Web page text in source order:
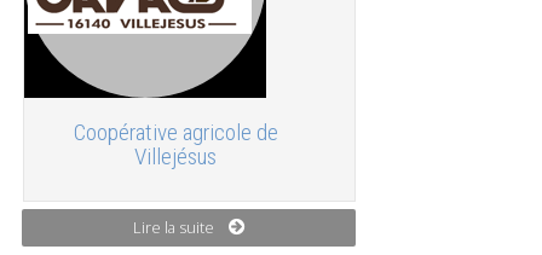
Coopérative agricole de
Villejésus
Lire la suite